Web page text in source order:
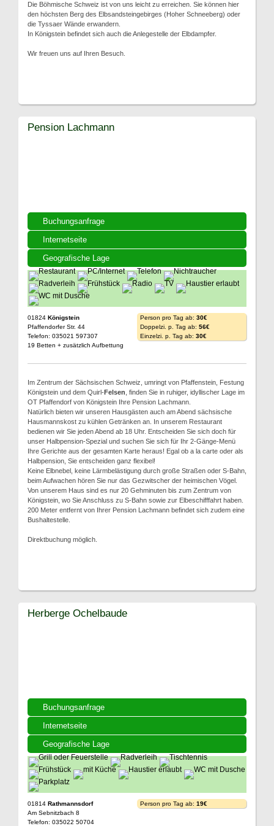
Die Böhmische Schweiz ist von uns leicht zu erreichen. Sie können hier
den höchsten Berg des Elbsandsteingebirges (Hoher Schneeberg) oder
die Tyssaer Wände erwandern.
In Königstein befindet sich auch die Anlegestelle der Elbdampfer.
Wir freuen uns auf Ihren Besuch.
Buchungsanfrage
Internetseite
Geografische Lage
Pension Lachmann
01824 Königstein
Pfaffendorfer Str. 44
Telefon: 035021 597307
19 Betten + zusätzlich Aufbettung
Person pro Tag ab: 30€
Doppelzi. p. Tag ab: 56€
Einzelzi. p. Tag ab: 30€
Im Zentrum der Sächsischen Schweiz, umringt von Pfaffenstein, Festung
Königstein und dem Quirl-Felsen , finden Sie in ruhiger, idyllischer Lage im
OT Pfaffendorf von Königstein Ihre Pension Lachmann.
Natürlich bieten wir unseren Hausgästen auch am Abend sächsische
Hausmannskost zu kühlen Getränken an. In unserem Restaurant
bedienen wir Sie jeden Abend ab 18 Uhr. Entscheiden Sie sich doch für
unser Halbpension-Spezial und suchen Sie sich für Ihr 2-Gänge-Menü
Ihre Gerichte aus der gesamten Karte heraus! Egal ob a la carte oder als
Halbpension, Sie entscheiden ganz flexibel!
Keine Elbnebel, keine Lärmbelästigung durch große Straßen oder S-Bahn,
beim Aufwachen hören Sie nur das Gezwitscher der heimischen Vögel.
Von unserem Haus sind es nur 20 Gehminuten bis zum Zentrum von
Königstein, wo Sie Anschluss zu S-Bahn sowie zur Elbeschifffahrt haben.
200 Meter entfernt von Ihrer Pension Lachmann befindet sich zudem eine
Bushaltestelle.
Direktbuchung möglich.
Buchungsanfrage
Internetseite
Geografische Lage
Herberge Ochelbaude
01814 Rathmannsdorf
Am Sebnitzbach 8
Telefon: 035022 50704
Person pro Tag ab: 19€